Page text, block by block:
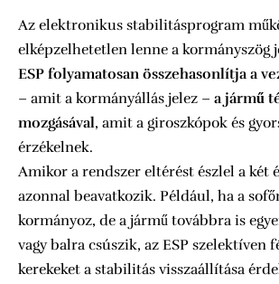
Az elektronikus stabilitásprogram
elképzelhetetlen lenne a kormányszög
ESP folyamatosan összehasonlítja a
– amit a kormányállás jelez – a jármű
mozgásával, amit a giroszkópok és
érzékelnek.
Amikor a rendszer eltérést észlel a két
azonnal beavatkozik. Például, ha a
kormányoz, de a jármű továbbra is
vagy balra csúszik, az ESP szelektíven
kerekeket a stabilitás visszaállítása